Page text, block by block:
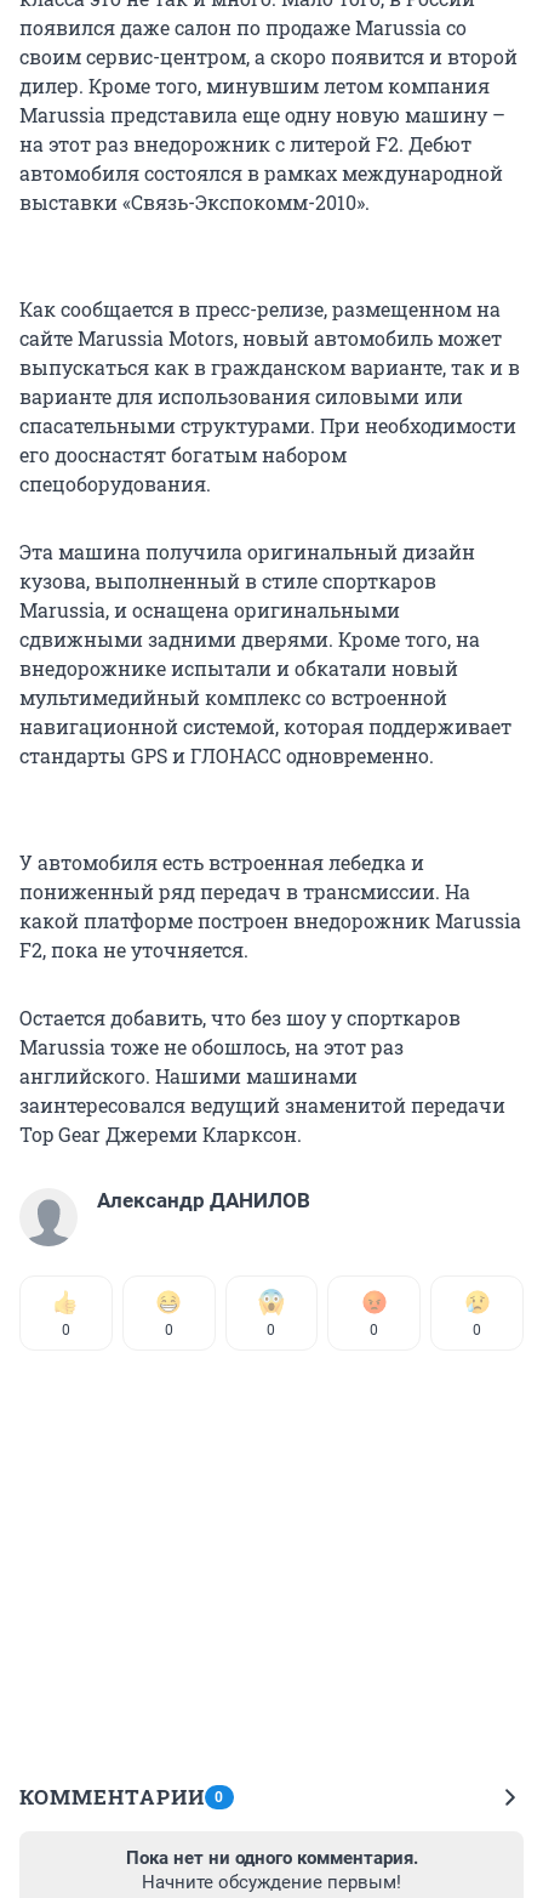
появился даже салон по продаже Marussia со
своим сервис-центром, а скоро появится и второй
дилер. Кроме того, минувшим летом компания
Marussia представила еще одну новую машину –
на этот раз внедорожник с литерой F2. Дебют
автомобиля состоялся в рамках международной
выставки «Связь-Экспокомм-2010».
Как сообщается в пресс-релизе, размещенном на
сайте Marussia Motors, новый автомобиль может
выпускаться как в гражданском варианте, так и в
варианте для использования силовыми или
спасательными структурами. При необходимости
его дооснастят богатым набором
спецоборудования.
Эта машина получила оригинальный дизайн
кузова, выполненный в стиле спорткаров
Marussia, и оснащена оригинальными
сдвижными задними дверями. Кроме того, на
внедорожнике испытали и обкатали новый
мультимедийный комплекс со встроенной
навигационной системой, которая поддерживает
стандарты GPS и ГЛОНАСС одновременно.
У автомобиля есть встроенная лебедка и
пониженный ряд передач в трансмиссии. На
какой платформе построен внедорожник Marussia
F2, пока не уточняется.
Остается добавить, что без шоу у спорткаров
Marussia тоже не обошлось, на этот раз
английского. Нашими машинами
заинтересовался ведущий знаменитой передачи
Top Gear Джереми Кларксон.
Александр ДАНИЛОВ
0 0 0 0 0
КОММЕНТАРИИ 0
Пока нет ни одного комментария.
Начните обсуждение первым!